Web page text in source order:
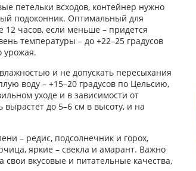
петельки всходов, контейнер нужно
подоконник. Оптимальный для
часов, если меньше – придется
температуры – до +22–25 градусов
урожая.
и не допускать пересыхания
воду – +15–20 градусов по Цельсию,
уходе и в зависимости от
до 5–6 см в высоту, и на
– редис, подсолнечник и горох,
яркие – свекла и амарант. Важно
вкусовые и питательные качества,